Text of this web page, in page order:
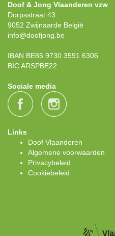
Doof & Jong Vlaanderen vzw
Dorpsstraat 43
9052 Zwijnaarde België
info@doofjong.be
IBAN BE85 9730 3591 6306
BIC ARSPBE22
Sociale media
Links
Doof Vlaanderen
Algemene voorwaarden
Privacybeleid
Cookiebeleid